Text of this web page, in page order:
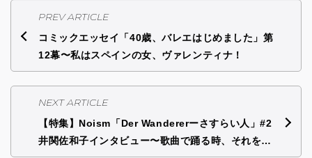
PREV ARTICLE
コミックエッセイ「40歳、バレエはじめました」第
12幕〜私はスペインの女、ヴァレンティナ！
NEXT ARTICLE
【特集】Noism「Der Wandererーさすらい人」#2
井関佐和子インタビュー〜歌曲で踊る時、それを…